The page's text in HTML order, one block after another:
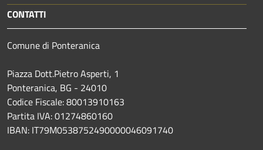
CONTATTI
Comune di Ponteranica
Piazza Dott.Pietro Asperti, 1
Ponteranica, BG - 24010
Codice Fiscale: 80013910163
Partita IVA: 01274860160
IBAN: IT79M0538752490000046091740